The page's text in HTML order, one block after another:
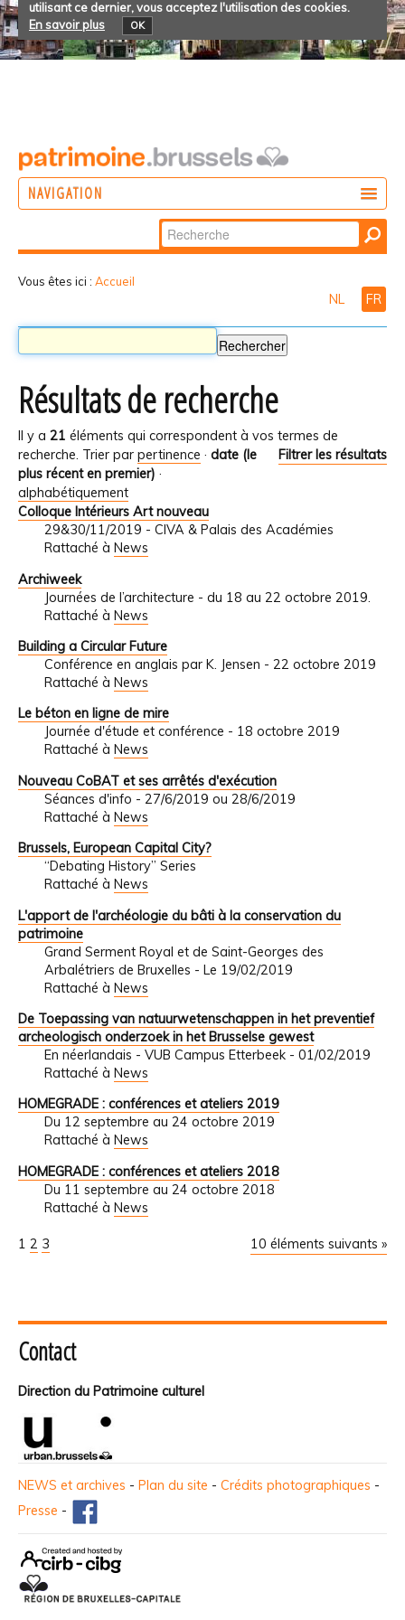
utilisant ce dernier, vous acceptez l'utilisation des cookies.
En savoir plus
OK
NAVIGATION
Chercher par
Recherche
Vous êtes ici : Accueil
NL FR
Résultats de recherche
Il y a 21 éléments qui correspondent à vos termes de
recherche.
Filtrer les résultats
Trier par pertinence · date (le
plus récent en premier) ·
alphabétiquement
Colloque Intérieurs Art nouveau
29&30/11/2019 - CIVA & Palais des Académies
Rattaché à News
Archiweek
Journées de l’architecture - du 18 au 22 octobre 2019.
Rattaché à News
Building a Circular Future
Conférence en anglais par K. Jensen - 22 octobre 2019
Rattaché à News
Le béton en ligne de mire
Journée d'étude et conférence - 18 octobre 2019
Rattaché à News
Nouveau CoBAT et ses arrêtés d'exécution
Séances d'info - 27/6/2019 ou 28/6/2019
Rattaché à News
Brussels, European Capital City?
“Debating History” Series
Rattaché à News
L'apport de l'archéologie du bâti à la conservation du
patrimoine
Grand Serment Royal et de Saint-Georges des
Arbalétriers de Bruxelles - Le 19/02/2019
Rattaché à News
De Toepassing van natuurwetenschappen in het preventief
archeologisch onderzoek in het Brusselse gewest
En néerlandais - VUB Campus Etterbeek - 01/02/2019
Rattaché à News
HOMEGRADE : conférences et ateliers 2019
Du 12 septembre au 24 octobre 2019
Rattaché à News
HOMEGRADE : conférences et ateliers 2018
Du 11 septembre au 24 octobre 2018
Rattaché à News
10 éléments suivants »
1 2 3
Contact
Direction du Patrimoine culturel
NEWS et archives - Plan du site - Crédits photographiques -
Presse -